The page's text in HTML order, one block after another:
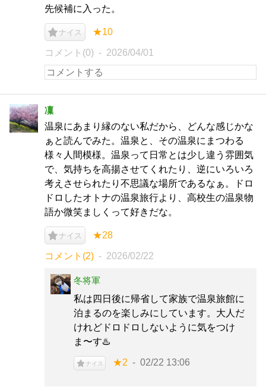
先候補に入った。
ナイス ★10
コメント(0) 2026/04/01
凜
温泉にあまり縁のない私だから、どんな感じかな
ぁと読んでみた。温泉と、その温泉にまつわる
様々人間模様。温泉って日常とは少し違う雰囲気
で、気持ちを高揚させてくれたり、逆にいろいろ
考えさせられたり不思議な場所であるなぁ。ドロ
ドロしたオトナの温泉旅行より、高校生の温泉物
語か微笑ましくって好きだな。
ナイス ★28
コメント(2) 2026/02/22
冬将軍
私は四日後に帰省して家族で温泉旅館に
泊まるのを楽しみにしています。大人だ
けれどドロドロしないように気をつけ
ま〜す♨️
ナイス ★2 02/22 13:06